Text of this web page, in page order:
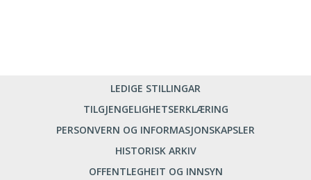
LEDIGE STILLINGAR
TILGJENGELIGHETSERKLÆRING
PERSONVERN OG INFORMASJONSKAPSLER
HISTORISK ARKIV
OFFENTLEGHEIT OG INNSYN